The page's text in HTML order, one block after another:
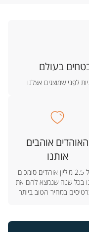
בעולם
לפני שמוצגים אצלנו
האוהדים אוהבים
אותנו
מעל 2.5 מיליון אוהדים סומכים
בכל שנה שנמצא להם את
במחיר הטוב ביותר